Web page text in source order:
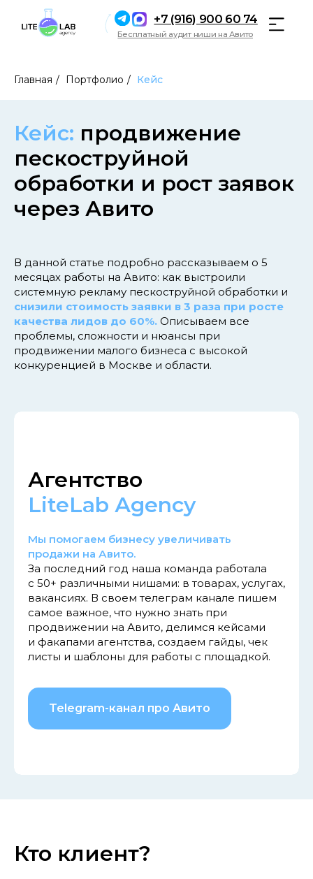
+7 (916) 900 60 74
Бесплатный аудит ниши на Авито
Главная / Портфолио / Кейс
Кейс: продвижение
пескоструйной
обработки и рост заявок
через Авито
В данной статье подробно рассказываем о 5
месяцах работы на Авито: как выстроили
системную рекламу пескоструйной обработки и
снизили стоимость заявки в 3 раза при росте
качества лидов до 60%. Описываем все
проблемы, сложности и нюансы при
продвижении малого бизнеса с высокой
конкуренцией в Москве и области.
Агентство
LiteLab Аgency
Мы помогаем бизнесу увеличивать
продажи на Авито.
За последний год наша команда работала
с 50+ различными нишами: в товарах, услугах,
вакансиях. В своем телеграм канале пишем
самое важное, что нужно знать при
продвижении на Авито, делимся кейсами
и факапами агентства, создаем гайды, чек
листы и шаблоны для работы с площадкой.
Telegram-канал про Авито
Кто клиент?